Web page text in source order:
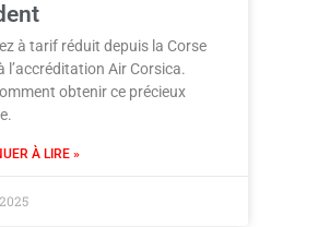
à tarif réduit depuis la Corse
l’accréditation Air Corsica.
obtenir ce précieux
À LIRE »